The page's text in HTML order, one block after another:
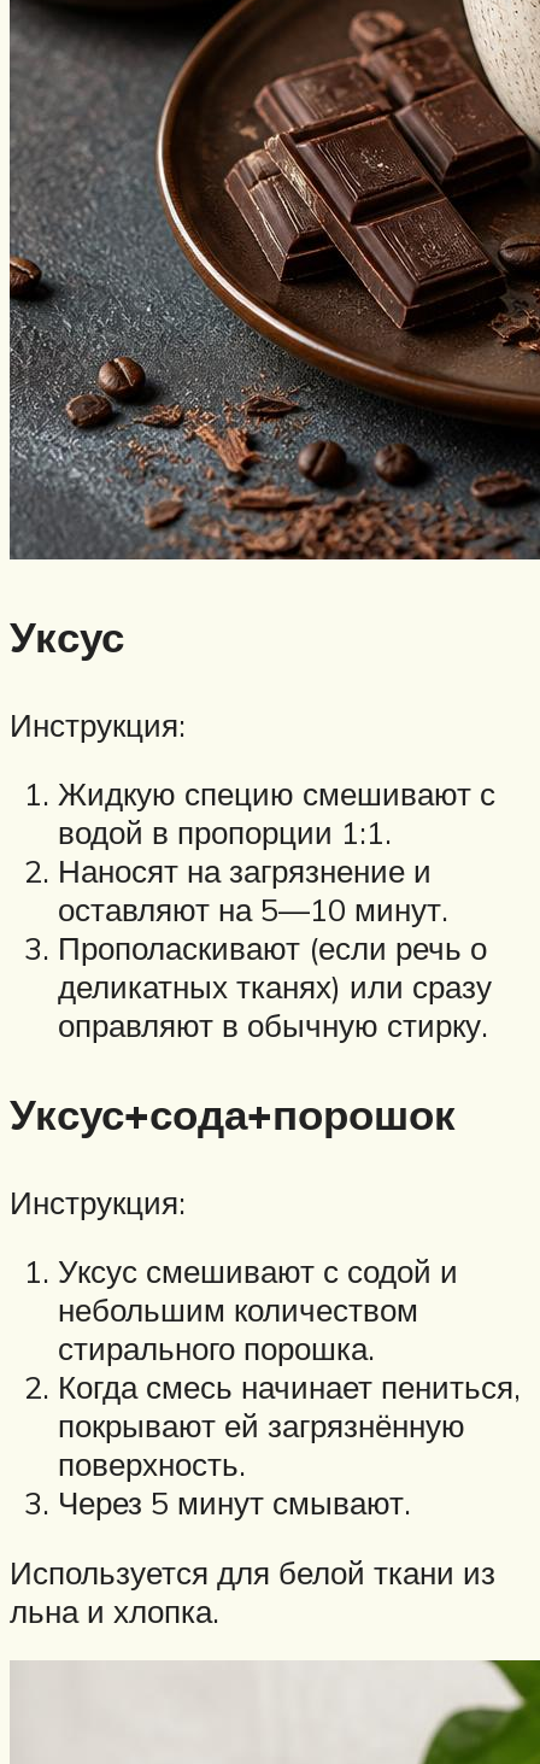
Уксус
Инструкция:
Жидкую специю смешивают с
водой в пропорции 1:1.
Наносят на загрязнение и
оставляют на 5—10 минут.
Прополаскивают (если речь о
деликатных тканях) или сразу
оправляют в обычную стирку.
Уксус+сода+порошок
Инструкция:
Уксус смешивают с содой и
небольшим количеством
стирального порошка.
Когда смесь начинает пениться,
покрывают ей загрязнённую
поверхность.
Через 5 минут смывают.
Используется для белой ткани из
льна и хлопка.